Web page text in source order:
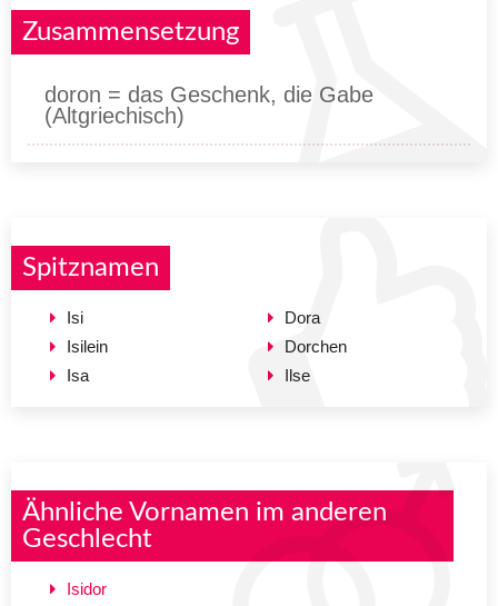
Zusammensetzung
doron = das Geschenk, die Gabe
(Altgriechisch)
Spitznamen
Isi
Isilein
Isa
Dora
Dorchen
Ilse
Ähnliche Vornamen im anderen
Geschlecht
Isidor